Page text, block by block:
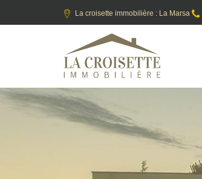
La croisette immobilière : La Marsa